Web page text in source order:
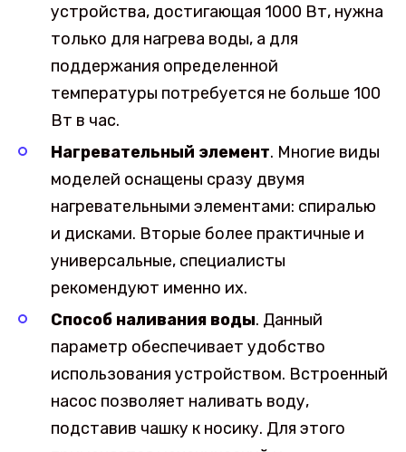
устройства, достигающая 1000 Вт, нужна
только для нагрева воды, а для
поддержания определенной
температуры потребуется не больше 100
Вт в час.
Нагревательный элемент. Многие виды
моделей оснащены сразу двумя
нагревательными элементами: спиралью
и дисками. Вторые более практичные и
универсальные, специалисты
рекомендуют именно их.
Способ наливания воды. Данный
параметр обеспечивает удобство
использования устройством. Встроенный
насос позволяет наливать воду,
подставив чашку к носику. Для этого